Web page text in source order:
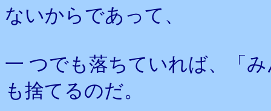
ないからであって、
一 つでも落ちていれば、「
も捨てるのだ。